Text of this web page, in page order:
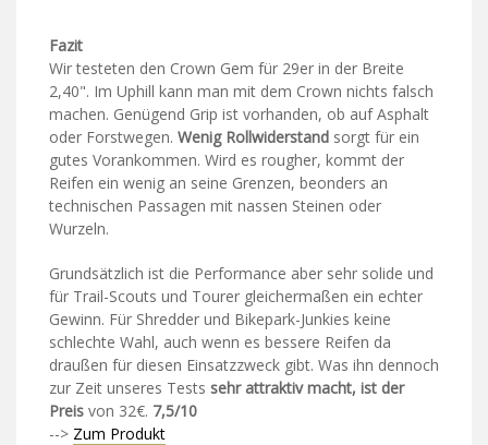
Fazit
Wir testeten den Crown Gem für 29er in der Breite
2,40". Im Uphill kann man mit dem Crown nichts falsch
machen. Genügend Grip ist vorhanden, ob auf Asphalt
oder Forstwegen. Wenig Rollwiderstand sorgt für ein
gutes Vorankommen. Wird es rougher, kommt der
Reifen ein wenig an seine Grenzen, beonders an
technischen Passagen mit nassen Steinen oder
Wurzeln.
Grundsätzlich ist die Performance aber sehr solide und
für Trail-Scouts und Tourer gleichermaßen ein echter
Gewinn. Für Shredder und Bikepark-Junkies keine
schlechte Wahl, auch wenn es bessere Reifen da
draußen für diesen Einsatzzweck gibt. Was ihn dennoch
zur Zeit unseres Tests sehr attraktiv macht, ist der
Preis von 32€. 7,5/10
--> Zum Produkt